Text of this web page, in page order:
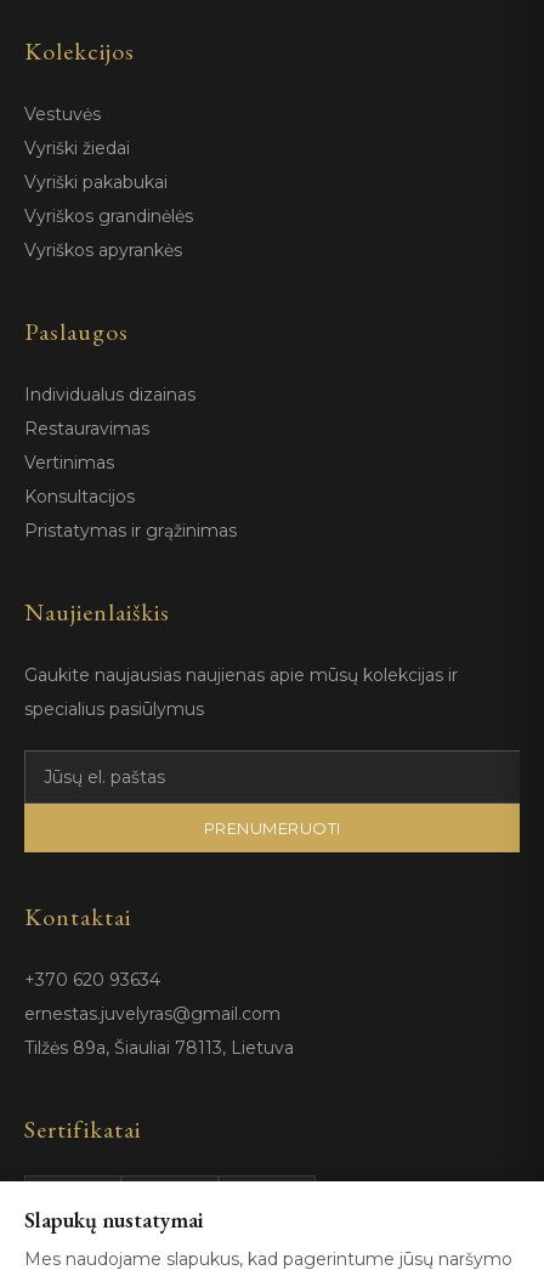
Kolekcijos
Vestuvės
Vyriški žiedai
Vyriški pakabukai
Vyriškos grandinėlės
Vyriškos apyrankės
Paslaugos
Individualus dizainas
Restauravimas
Vertinimas
Konsultacijos
Pristatymas ir grąžinimas
Naujienlaiškis
Gaukite naujausias naujienas apie mūsų kolekcijas ir
specialius pasiūlymus
PRENUMERUOTI
Kontaktai
+370 620 93634
ernestas.juvelyras@gmail.com
Tilžės 89a, Šiauliai 78113, Lietuva
Sertifikatai
GIA
Certified
ISO 9001
Slapukų nustatymai
Mes naudojame slapukus, kad pagerintume jūsų naršymo